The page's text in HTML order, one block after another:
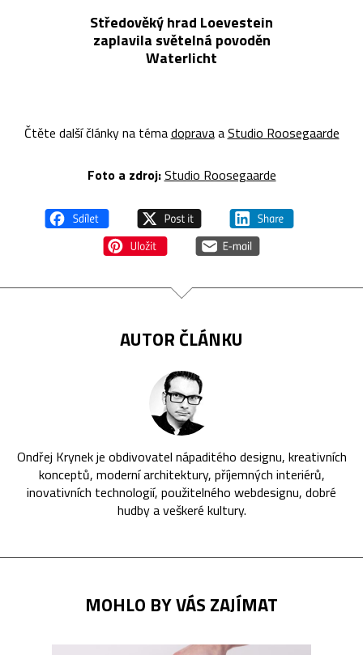
Středověký hrad Loevestein
zaplavila světelná povoděn
Waterlicht
Čtěte další články na témadopravaaStudio Roosegaarde
Foto a zdroj:Studio Roosegaarde
AUTOR ČLÁNKU
Ondřej Krynek je obdivovatel nápaditého designu, kreativních
konceptů, moderní architektury, příjemných interiérů,
inovativních technologií, použitelného webdesignu, dobré
hudby a veškeré kultury.
MOHLO BY VÁS ZAJÍMAT